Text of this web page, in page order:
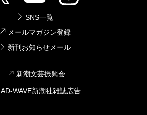
SNS一覧
メールマガジン登録
新刊お知らせメール
新潮文芸振興会
AD-WAVE新潮社雑誌広告